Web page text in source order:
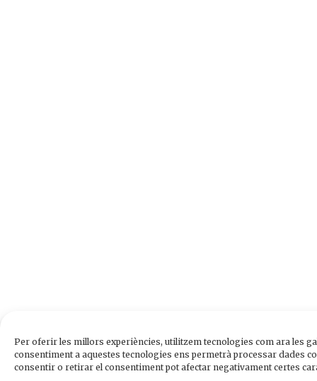
Per oferir les millors experiències, utilitzem tecnologies com ara les
consentiment a aquestes tecnologies ens permetrà processar dades
consentir o retirar el consentiment pot afectar negativament certes